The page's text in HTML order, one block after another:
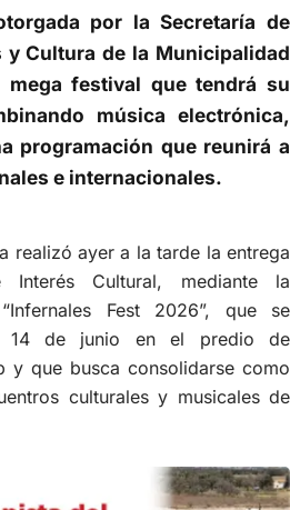
por la Secretaría de
y Cultura de la Municipalidad
festival que tendrá su
música electrónica,
programación que reunirá a
e internacionales.
realizó ayer a la tarde la entrega
Cultural, mediante la
Fest 2026”, que se
14 de junio en el predio de
y que busca consolidarse como
culturales y musicales de